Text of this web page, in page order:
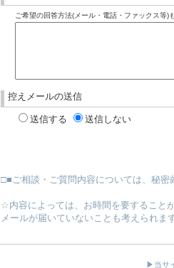
ご希望の回答方法(メール・電話・ファックス等)
控えメールの送信
送信する 送信しない
□■ご相談・ご質問内容については、秘密
☆内容によっては、お時間を要すること
メールが届いていないことも考えられま
▶ 当サ